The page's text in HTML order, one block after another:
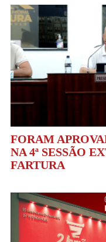
FORAM
NA 4ª SESSÃO
FARTURA